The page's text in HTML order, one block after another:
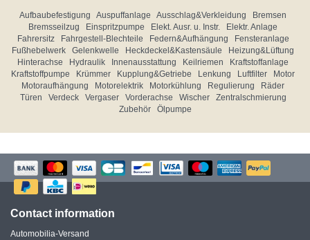
Aufbaubefestigung Auspuffanlage Ausschlag&Verkleidung
Bremsen
Bremsseilzug
Einspritzpumpe Elekt. Ausr. u. Instr.
Elektr. Anlage
Fahrersitz
Fahrgestell-Blechteile Federn&Aufhängung
Fensteranlage
Fußhebelwerk
Gelenkwelle Heckdeckel&Kastensäule
Heizung&Lüftung
Hinterachse
Hydraulik Innenausstattung Keilriemen
Kraftstoffanlage
Kraftstoffpumpe
Krümmer Kupplung&Getriebe Lenkung Luftfilter
Motor
Motoraufhängung
Motorelektrik Motorkühlung Regulierung
Räder
Türen
Verdeck Vergaser Vorderachse Wischer
Zentralschmierung
Zubehör
Ölpumpe
Contact information
Automobilia-Versand